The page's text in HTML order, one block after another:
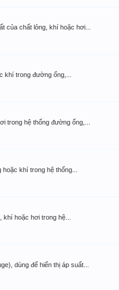
của chất lỏng, khí hoặc hơi...
khí trong đường ống,...
trong hệ thống đường ống,...
khí trong hệ thống...
hoặc hơi trong hệ...
dùng để hiển thị áp suất...